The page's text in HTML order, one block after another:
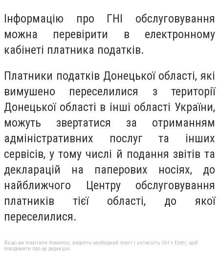
Інформацію про ГНІ обслуговування
можна перевірити в електронному
кабінеті платника податків.
Платники податків Донецької області, які
вимушено переселилися з території
Донецької області в інші області України,
можуть звертатися за отриманням
адміністративних послуг та інших
сервісів, у тому числі й подання звітів та
декларацій на паперових носіях, до
найближчого Центру обслуговування
платників тієї області, до якої
переселилися.
Якщо ви помітили помилку, виділіть необхідний текст і натисніть Ctrl + Enter, щоб
повідомити про це редакцію